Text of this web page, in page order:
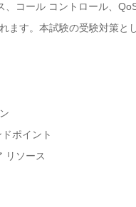
コール コントロール、
ます。本試験の受験対策
ポイント
リソース